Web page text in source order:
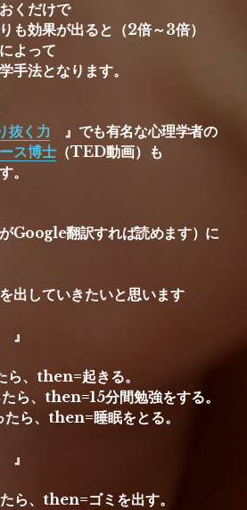
くだけで
も効果が出ると（2倍～3倍）
よって
手法となります。
抜く力 』でも有名な心理学者の
ス博士 （TED動画）も
。
がGoogle翻訳すれば読めます）に
出していきたいと思います
』
、then=起きる。
ら、then=15分間勉強をする。
ら、then=睡眠をとる。
』
ら、then=ゴミを出す。